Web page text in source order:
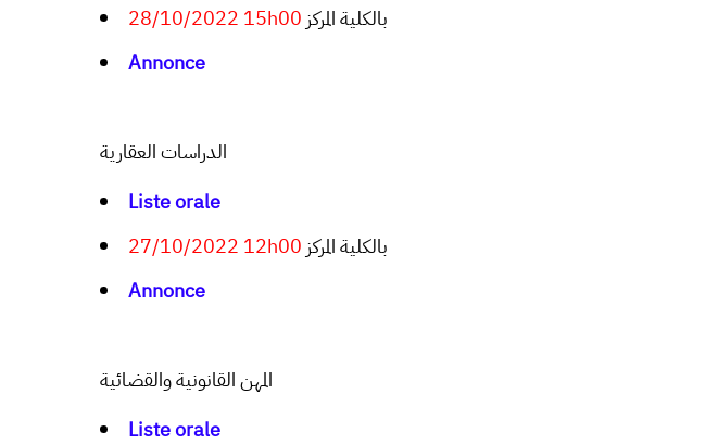
28/10/2022 15h00 بالكلية المركز
Annonce
الدراسات العقارية
Liste orale
27/10/2022 12h00 بالكلية المركز
Annonce
المهن القانونية والقضائية
Liste orale